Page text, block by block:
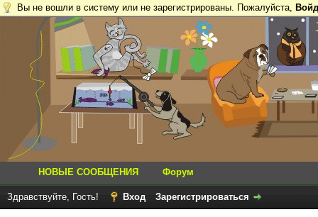
Вы не вошли в систему или не зарегистрированы. Пожалуйста,
НОВЫЕ СООБЩЕНИЯ Форум
Здравствуйте, Гость! Вход Зарегистрироваться